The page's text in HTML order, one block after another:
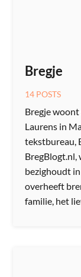
Bregje
14 POSTS
Bregje woont
Laurens in
tekstbureau,
BregBlogt.nl,
bezighoudt
overheeft
familie, het